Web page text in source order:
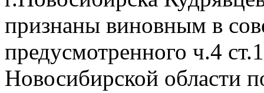
признаны виновным в
предусмотренного ч.4
Новосибирской области